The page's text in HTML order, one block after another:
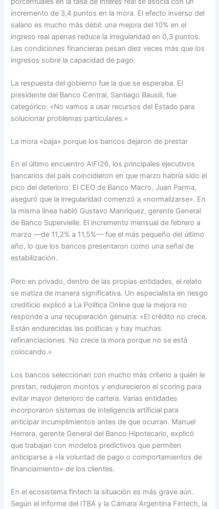
incremento de 3,4 puntos en la mora. El efecto inverso del
salario es mucho más débil: una mejora del 10% en el
ingreso real apenas reduce la irregularidad en 0,3 puntos.
Las condiciones financieras pesan diez veces más que los
ingresos sobre la capacidad de pago.
La respuesta del gobierno fue la que se esperaba. El
presidente del Banco Central, Santiago Bausili, fue
categórico: «No vamos a usar recursos del Estado para
solucionar problemas particulares.»
La mora «baja» porque los bancos dejaron de prestar
En el último encuentro AIFI26, los principales ejecutivos
bancarios del país coincidieron en que marzo habría sido el
pico del deterioro. El CEO de Banco Macro, Juan Parma,
aseguró que la irregularidad comenzó a «normalizarse». En
la misma línea habló Gustavo Manríquez, gerente General
de Banco Supervielle. El incremento mensual de febrero a
marzo —de 11,2% a 11,5%— fue el más pequeño del último
año, lo que los bancos presentaron como una señal de
estabilización.
Pero en privado, dentro de las propias entidades, el relato
se matiza de manera significativa. Un especialista en riesgo
crediticio explicó a La Política Online que la mejora no
responde a una recuperación genuina: «El crédito no crece.
Están endurecidas las políticas y hay muchas
refinanciaciones. No crece la mora porque no se está
colocando.»
Los bancos seleccionan con mucho más criterio a quién le
prestan, redujeron montos y endurecieron el scoring para
evitar mayor deterioro de cartera. Varias entidades
incorporaron sistemas de inteligencia artificial para
anticipar incumplimientos antes de que ocurran. Manuel
Herrera, gerente General del Banco Hipotecario, explicó
que trabajan con modelos predictivos que permiten
anticiparse a «la voluntad de pago o comportamientos de
financiamiento» de los clientes.
En el ecosistema fintech la situación es más grave aún.
Según el informe del ITBA y la Cámara Argentina Fintech, la